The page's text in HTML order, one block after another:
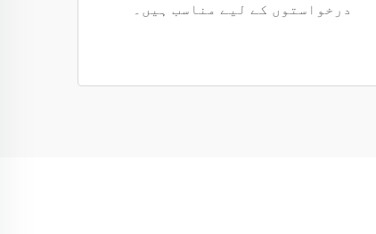
درخواستوں کے لیے مناسب ہیں۔